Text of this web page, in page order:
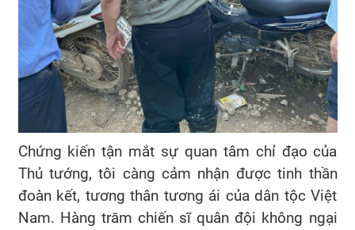
Chứng kiến tận mắt sự quan tâm chỉ đạo của
Thủ tướng, tôi càng cảm nhận được tinh thần
đoàn kết, tương thân tương ái của dân tộc Việt
Nam. Hàng trăm chiến sĩ quân đội không ngại